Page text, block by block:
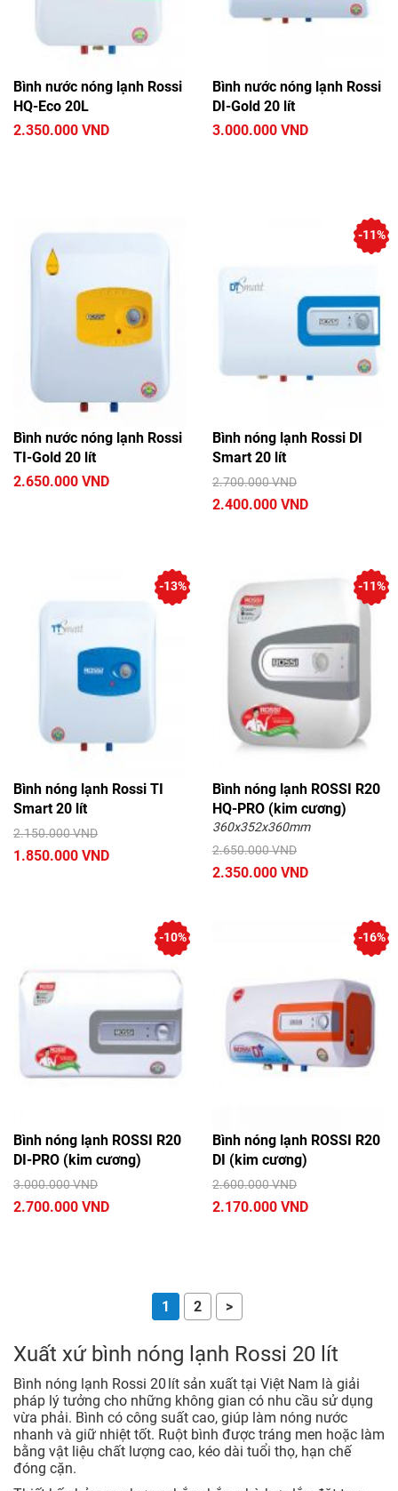
Bình nước nóng lạnh Rossi
HQ-Eco 20L
2.350.000 VND
Bình nước nóng lạnh Rossi
DI-Gold 20 lít
3.000.000 VND
Bình nước nóng lạnh Rossi
TI-Gold 20 lít
2.650.000 VND
Bình nóng lạnh Rossi DI
Smart 20 lít
2.700.000 VND
2.400.000 VND
-11%
Bình nóng lạnh Rossi TI
Smart 20 lít
2.150.000 VND
1.850.000 VND
-13%
Bình nóng lạnh ROSSI R20
HQ-PRO (kim cương)
360x352x360mm
2.650.000 VND
2.350.000 VND
-11%
Bình nóng lạnh ROSSI R20
DI-PRO (kim cương)
3.000.000 VND
2.700.000 VND
-10%
Bình nóng lạnh ROSSI R20
DI (kim cương)
2.600.000 VND
2.170.000 VND
-16%
1 2 >
Xuất xứ bình nóng lạnh Rossi 20 lít
Bình nóng lạnh Rossi 20 lít sản xuất tại Việt Nam là giải
pháp lý tưởng cho những không gian có nhu cầu sử dụng
vừa phải. Bình có công suất cao, giúp làm nóng nước
nhanh và giữ nhiệt tốt. Ruột bình được tráng men hoặc làm
bằng vật liệu chất lượng cao, kéo dài tuổi thọ, hạn chế
đóng cặn.